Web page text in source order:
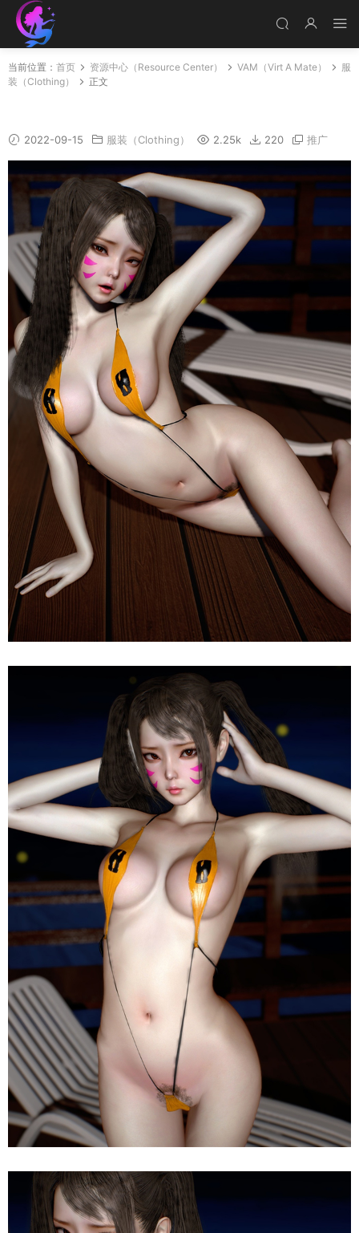
当前位置： 首页 资源中心（Resource Center） VAM（Virt A Mate）
服
装（Clothing）
正文
2022-09-15 服装（Clothing） 2.25k 220 推广